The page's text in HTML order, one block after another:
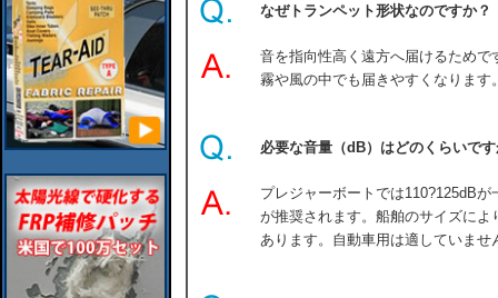
なぜトランペット形状なのですか？
音を指向性高く遠方へ届けるため
霧や風の中でも届きやすくなります
必要な音量（dB）はどのくらいで
プレジャーボートでは110?125dB
が推奨されます。船舶のサイズに
あります。自動車用は適していませ